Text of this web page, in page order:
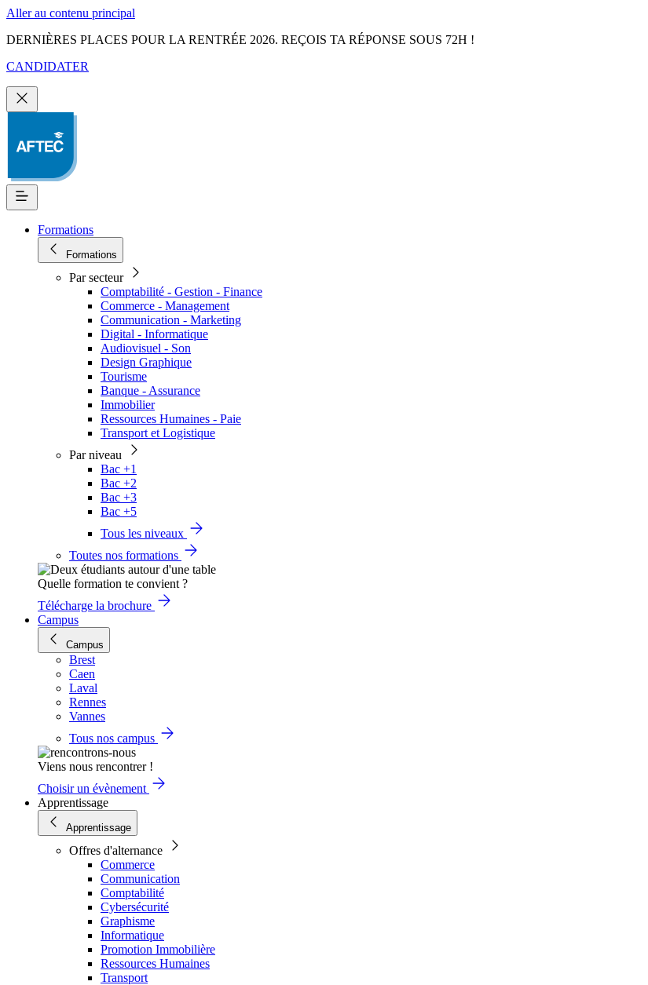
Aller au contenu principal
DERNIÈRES PLACES POUR LA RENTRÉE 2026. REÇOIS TA RÉPONSE SOUS 72H !
CANDIDATER
Formations
Formations
Par secteur
Comptabilité - Gestion - Finance
Commerce - Management
Communication - Marketing
Digital - Informatique
Audiovisuel - Son
Design Graphique
Tourisme
Banque - Assurance
Immobilier
Ressources Humaines - Paie
Transport et Logistique
Par niveau
Bac +1
Bac +2
Bac +3
Bac +5
Tous les niveaux
Toutes nos formations
Quelle formation te convient ?
Télécharge la brochure
Campus
Campus
Brest
Caen
Laval
Rennes
Vannes
Tous nos campus
Viens nous rencontrer !
Choisir un évènement
Apprentissage
Apprentissage
Offres d'alternance
Commerce
Communication
Comptabilité
Cybersécurité
Graphisme
Informatique
Promotion Immobilière
Ressources Humaines
Transport